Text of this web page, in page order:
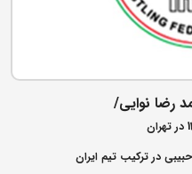
رضا نوایی/
در ترکیب تیم ایران